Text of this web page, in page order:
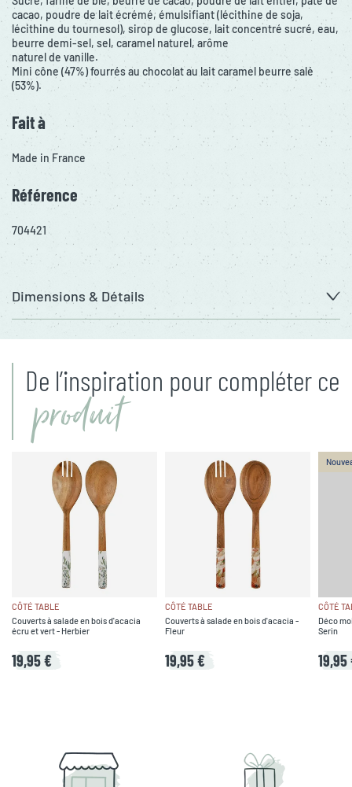
cacao, poudre de lait écrémé, émulsifiant (lécithine de soja,
lécithine du tournesol), sirop de glucose, lait concentré sucré, eau,
beurre demi-sel, sel, caramel naturel, arôme
naturel de vanille.
Mini cône (47%) fourrés au chocolat au lait caramel beurre salé
(53%).
Fait à
Made in France
Référence
704421
Dimensions & Détails
De l’inspiration pour compléter ce
produit
CÔTÉ TABLE
Couverts à salade en bois d'acacia
écru et vert - Herbier
19,95 €
CÔTÉ TABLE
Couverts à salade en bois d'acacia -
Fleur
19,95 €
CÔTÉ
Déco
Serin
19,95